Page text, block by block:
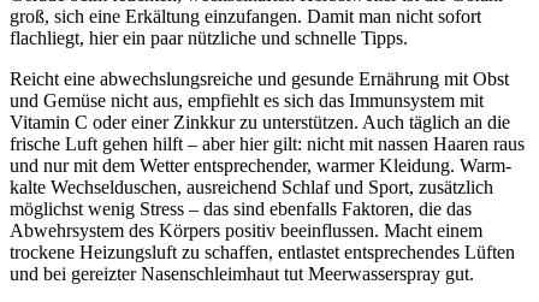
groß, sich eine Erkältung einzufangen. Damit man nicht sofort
flachliegt, hier ein paar nützliche und schnelle Tipps.
Reicht eine abwechslungsreiche und gesunde Ernährung mit Obst
und Gemüse nicht aus, empfiehlt es sich das Immunsystem mit
Vitamin C oder einer Zinkkur zu unterstützen. Auch täglich an die
frische Luft gehen hilft – aber hier gilt: nicht mit nassen Haaren raus
und nur mit dem Wetter entsprechender, warmer Kleidung. Warm-
kalte Wechselduschen, ausreichend Schlaf und Sport, zusätzlich
möglichst wenig Stress – das sind ebenfalls Faktoren, die das
Abwehrsystem des Körpers positiv beeinflussen. Macht einem
trockene Heizungsluft zu schaffen, entlastet entsprechendes Lüften
und bei gereizter Nasenschleimhaut tut Meerwasserspray gut.